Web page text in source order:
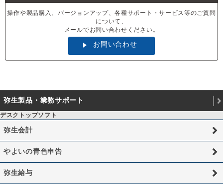
操作や製品購入、バージョンアップ、各種サポート・サービス等のご質問
について、
メールでお問い合わせください。
お問い合わせ
弥生製品・業務サポート
デスクトップソフト
弥生会計
やよいの青色申告
弥生給与